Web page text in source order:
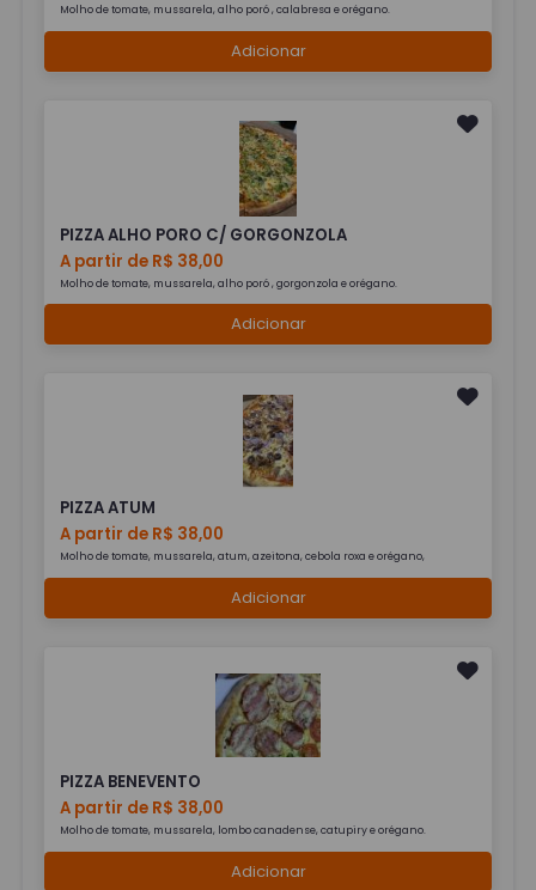
Molho de tomate, mussarela, alho poró , calabresa e orégano.
Adicionar
PIZZA ALHO PORO C/ GORGONZOLA
A partir de R$ 38,00
Molho de tomate, mussarela, alho poró , gorgonzola e orégano.
Adicionar
PIZZA ATUM
A partir de R$ 38,00
Molho de tomate, mussarela, atum, azeitona, cebola roxa e orégano,
Adicionar
PIZZA BENEVENTO
A partir de R$ 38,00
Molho de tomate, mussarela, lombo canadense, catupiry e orégano.
Adicionar